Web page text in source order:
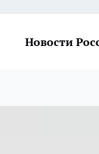
Новости